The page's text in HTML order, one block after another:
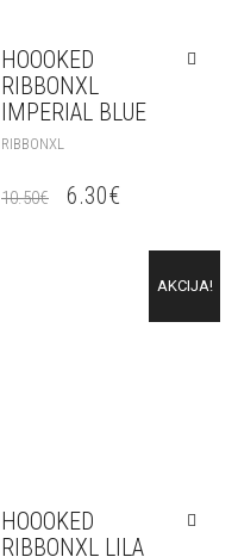
HOOOKED
RIBBONXL
IMPERIAL BLUE
RIBBONXL
10.50€ 6.30€
AKCIJA!
HOOOKED
RIBBONXL LILA